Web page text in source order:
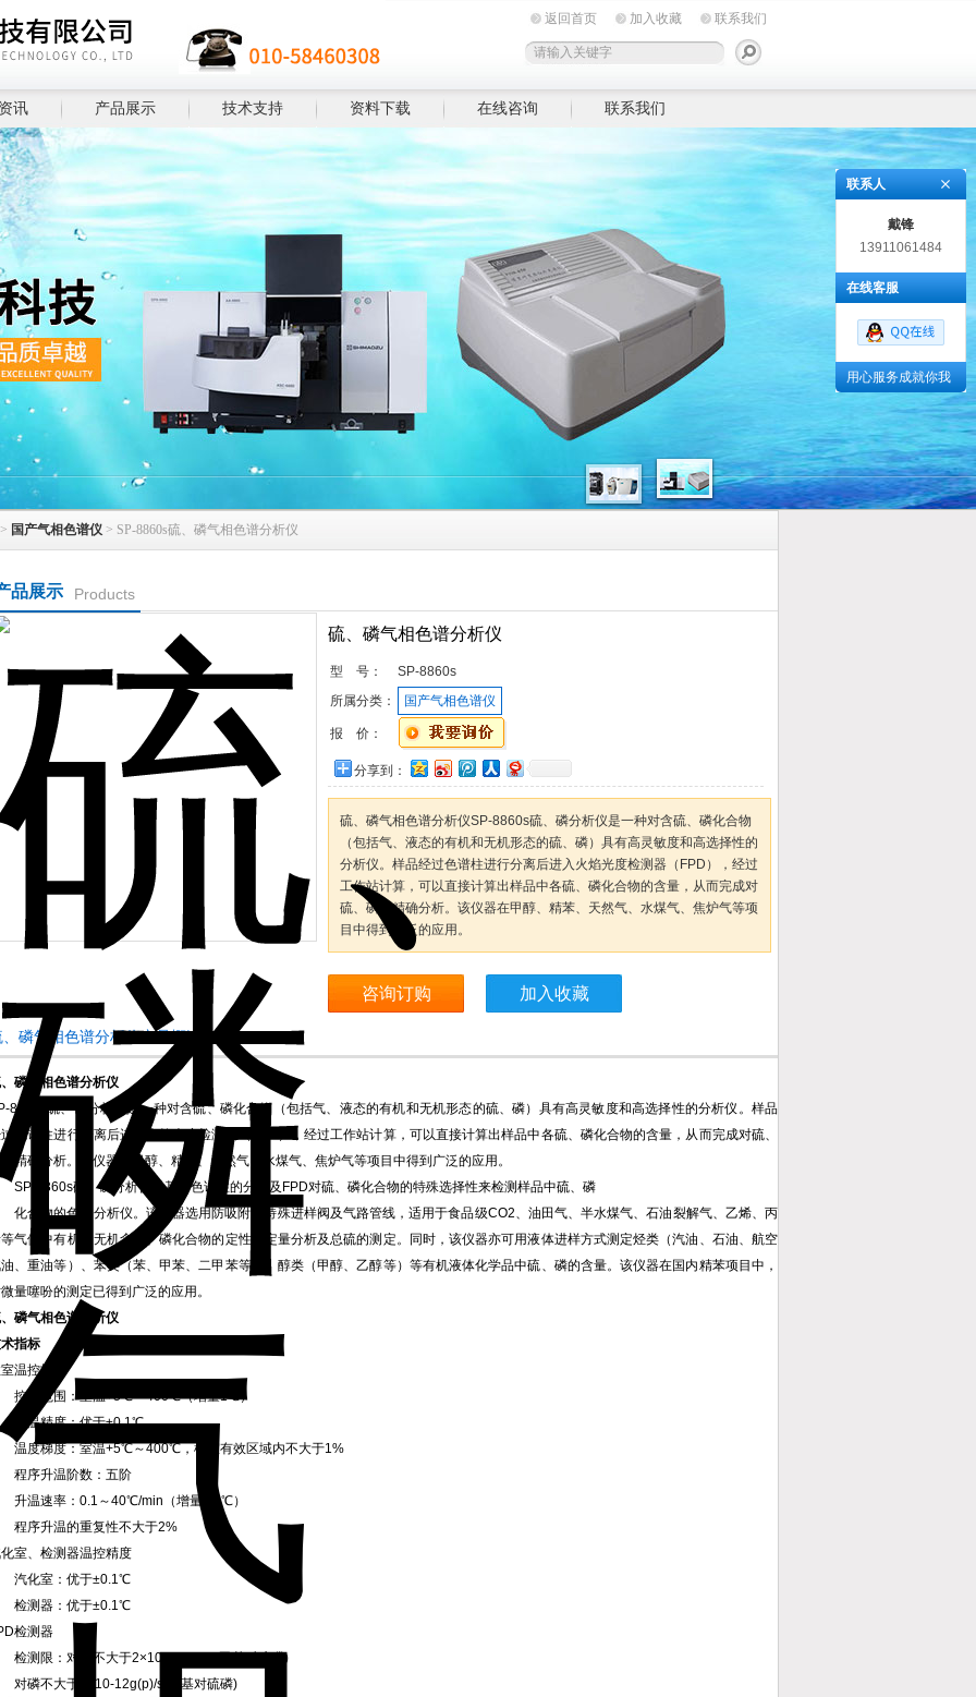
返回首页 加入收藏 联系我们
讯 产品展示 技术支持 资料下载 在线咨询 联系我们
> 国产气相色谱仪 > SP-8860s硫、磷气相色谱分析仪
品展示 Products
硫、磷气相色谱分析仪
型 号：
SP-8860s
所属分类：
国产气相色谱仪
报 价：
分享到：
硫、磷气相色谱分析仪SP-8860s硫、磷分析仪是一种对含硫、磷化合物
（包括气、液态的有机和无机形态的硫、磷）具有高灵敏度和高选择性的
分析仪。样品经过色谱柱进行分离后进入火焰光度检测器（FPD），经过
工作站计算，可以直接计算出样品中各硫、磷化合物的含量，从而完成对
硫、磷的精确分析。该仪器在甲醇、精苯、天然气、水煤气、焦炉气等项
目中得到广泛的应用。
咨询订购 加入收藏
、磷气相色谱分析仪产品概述：
磷气相色谱分析仪
8860s硫、磷分析仪是一种对含硫、磷化合物（包括气、液态的有机和无机形态的硫、磷）具有高灵敏度和高选择性的分析仪。样品
色谱柱进行分离后进入火焰光度检测器（FPD），经过工作站计算，可以直接计算出样品中各硫、磷化合物的含量，从而完成对硫、
精确分析。该仪器在甲醇、精苯、天然气、水煤气、焦炉气等项目中得到广泛的应用。
8860s硫、磷分析仪是基于色谱柱的分离及FPD对硫、磷化合物的特殊选择性来检测样品中硫、磷
合物的色谱分析仪。该仪器选用防吸附的特殊进样阀及气路管线，适用于食品级CO2、油田气、半水煤气、石油裂解气、乙烯、丙
气体中有机、无机含硫、磷化合物的定性和定量分析及总硫的测定。同时，该仪器亦可用液体进样方式测定烃类（汽油、石油、航空
、重油等）、苯类（苯、甲苯、二甲苯等）、醇类（甲醇、乙醇等）等有机液体化学品中硫、磷的含量。该仪器在国内精苯项目中，
量噻吩的测定已得到广泛的应用。
磷气相色谱分析仪
指标
温控指标
温范围：室温+5℃～400℃（增量1℃）
温精度：优于±0.1℃
度梯度：室温+5℃～400℃，柱室有效区域内不大于1%
序升温阶数：五阶
温速率：0.1～40℃/min（增量0.1℃）
序升温的重复性不大于2%
室、检测器温控精度
化室：优于±0.1℃
测器：优于±0.1℃
检测器
测限：对硫不大于2×10-11g(s)/s(甲基对硫磷)
磷不大于1×10-12g(p)/s(甲基对硫磷)
联系人
戴锋
13911061484
在线客服
用心服务成就你我